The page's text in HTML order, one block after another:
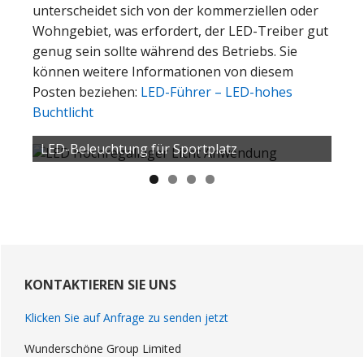
unterscheidet sich von der kommerziellen oder
Wohngebiet, was erfordert, der LED-Treiber gut
genug sein sollte während des Betriebs. Sie
können weitere Informationen von diesem
Posten beziehen: LED-Führer – LED-hohes
Buchtlicht
LED-Beleuchtung für Sportplatz
Sidebar
KONTAKTIEREN SIE UNS
Klicken Sie auf Anfrage zu senden jetzt
Wunderschöne Group Limited